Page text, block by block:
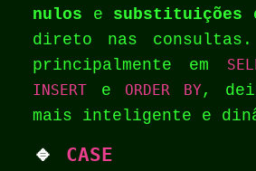
nulos e substituições
direto nas consultas.
principalmente em
INSERT e ORDER BY,
mais inteligente e
🔹 CASE